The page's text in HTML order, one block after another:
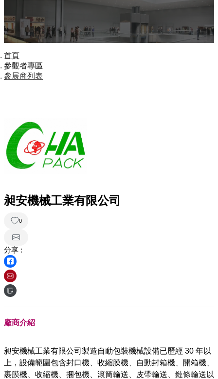
首頁
參觀者專區
參展商列表
昶安機械工業有限公司
0
分享 :
廠商介紹
昶安機械工業有限公司製造自動包裝機械設備已歷經 30 年以
上，設備範圍包含封口機、收縮膜機、自動封箱機、開箱機、
裹膜機、收縮機、捆包機、滾筒輸送、皮帶輸送、鏈條輸送以